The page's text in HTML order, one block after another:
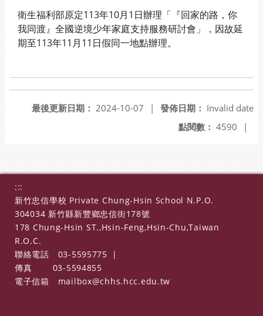
衛生福利部原定113年10月1日辦理「『回家的路，你
我同渡』全國逆境少年家庭支持服務研討會」，因故延
期至113年11月11日假同一地點辦理。
發佈日期： Invalid date
最後更新日期： 2024-10-07
|
點閱數： 4590 |
:::
新竹忠信學校 Private Chung-Hsin School N.P.O.
304034 新竹縣新豐鄉忠信街178號
178 Chung-Hsin ST.,Hsin-Feng,Hsin-Chu,Taiwan
R.O.C.
聯絡電話
03-5595775
|
傳真
03-5594855
電子信箱
mailbox@chhs.hcc.edu.tw